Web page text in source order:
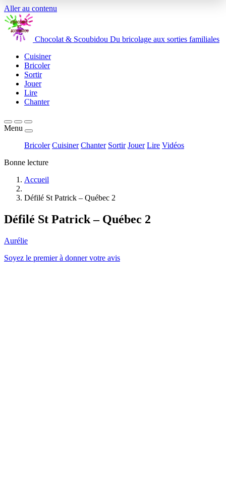
Aller au contenu
Chocolat & Scoubidou Du bricolage aux sorties familiales
Cuisiner
Bricoler
Sortir
Jouer
Lire
Chanter
Menu
Bricoler Cuisiner Chanter Sortir Jouer Lire Vidéos
Bonne lecture
Accueil
Défilé St Patrick – Québec 2
Défilé St Patrick – Québec 2
Aurélie
Soyez le premier à donner votre avis